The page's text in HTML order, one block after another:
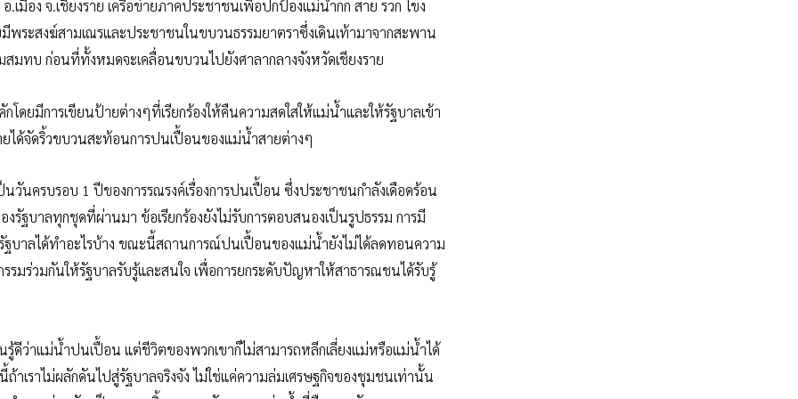
อง จ.เชียงราย เครือข่ายภาคประชาชนเพื่อปกป้องแม่น้ำกก สาย รวก โขง
พระสงฆ์สามเณรและประชาชนในขบวนธรรมยาตราซึ่งเดินเท้ามาจากสะพาน
ทบ ก่อนที่ทั้งหมดจะเคลื่อนขบวนไปยังศาลากลางจังหวัดเชียงราย
ดยมีการเขียนป้ายต่างๆที่เรียกร้องให้คืนความสดใสให้แม่น้ำและให้รัฐบาลเข้า
ได้จัดริ้วขบวนสะท้อนการปนเปื้อนของแม่น้ำสายต่างๆ
นครบรอบ 1 ปีของการรณรงค์เรื่องการปนเปื้อน ซึ่งประชาชนกำลังเดือดร้อน
รัฐบาลทุกชุดที่ผ่านมา ข้อเรียกร้องยังไม่รับการตอบสนองเป็นรูปธรรม การมี
ฐบาลได้ทำอะไรบ้าง ขณะนี้สถานการณ์ปนเปื้อนของแม่น้ำยังไม่ได้ลดทอนความ
รมร่วมกันให้รัฐบาลรับรู้และสนใจ เพื่อการยกระดับปัญหาให้สาธารณชนได้รับรู้
รู้ดีว่าแม่น้ำปนเปื้อน แต่ชีวิตของพวกเขาก็ไม่สามารถหลีกเลี่ยงแม่หรือแม่น้ำได้
เราไม่ผลักดันไปสู่รัฐบาลจริงจัง ไม่ใช่แค่ความล่มเศรษฐกิจของชุมชนเท่านั้น